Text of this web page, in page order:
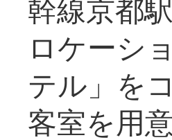
幹線京都
ロケーシ
テル」を
客室を用